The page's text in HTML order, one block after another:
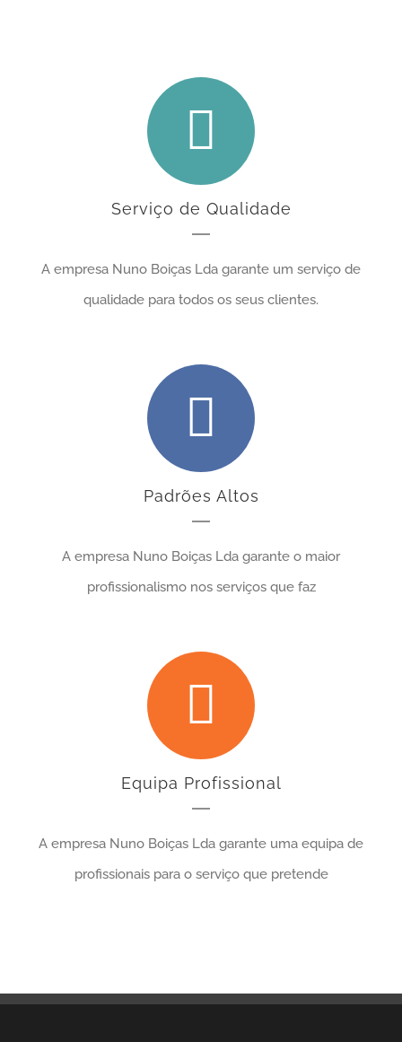
Serviço de Qualidade
A empresa Nuno Boiças Lda garante um serviço de
qualidade para todos os seus clientes.
Padrões Altos
A empresa Nuno Boiças Lda garante o maior
profissionalismo nos serviços que faz
Equipa Profissional
A empresa Nuno Boiças Lda garante uma equipa de
profissionais para o serviço que pretende